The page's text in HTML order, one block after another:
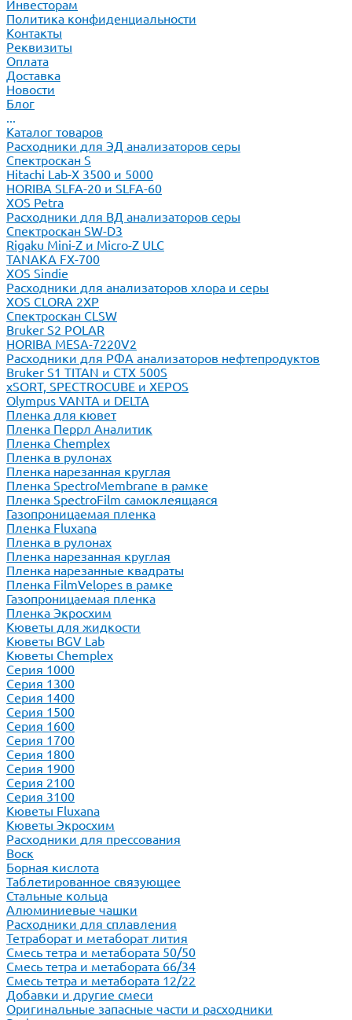
Инвесторам
Политика конфиденциальности
Контакты
Реквизиты
Оплата
Доставка
Новости
Блог
...
Каталог товаров
Расходники для ЭД анализаторов серы
Спектроскан S
Hitachi Lab-X 3500 и 5000
HORIBA SLFA-20 и SLFA-60
XOS Petra
Расходники для ВД анализаторов серы
Спектроскан SW-D3
Rigaku Mini-Z и Micro-Z ULC
TANAKA FX-700
XOS Sindie
Расходники для анализаторов хлора и серы
XOS CLORA 2XP
Спектроскан CLSW
Bruker S2 POLAR
HORIBA MESA-7220V2
Расходники для РФА анализаторов нефтепродуктов
Bruker S1 TITAN и CTX 500S
xSORT, SPECTROCUBE и XEPOS
Olympus VANTA и DELTA
Пленка для кювет
Пленка Перрл Аналитик
Пленка Chemplex
Пленка в рулонах
Пленка нарезанная круглая
Пленка SpectroMembrane в рамке
Пленка SpectroFilm самоклеящаяся
Газопроницаемая пленка
Пленка Fluxana
Пленка в рулонах
Пленка нарезанная круглая
Пленка нарезанные квадраты
Пленка FilmVelopes в рамке
Газопроницаемая пленка
Пленка Экросхим
Кюветы для жидкости
Кюветы BGV Lab
Кюветы Chemplex
Серия 1000
Серия 1300
Серия 1400
Серия 1500
Серия 1600
Серия 1700
Серия 1800
Серия 1900
Серия 2100
Серия 3100
Кюветы Fluxana
Кюветы Экросхим
Расходники для прессования
Воск
Борная кислота
Таблетированное связующее
Стальные кольца
Алюминиевые чашки
Расходники для сплавления
Тетраборат и метаборат лития
Смесь тетра и метабората 50/50
Смесь тетра и метабората 66/34
Смесь тетра и метабората 12/22
Добавки и другие смеси
Оригинальные запасные части и расходники